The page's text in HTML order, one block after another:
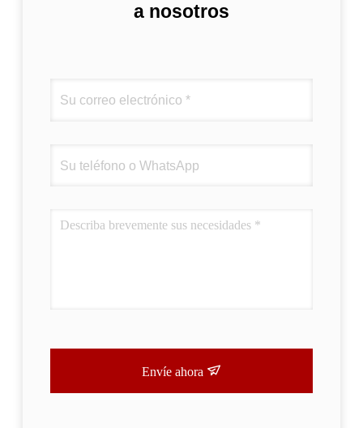
a nosotros
Envíe ahora